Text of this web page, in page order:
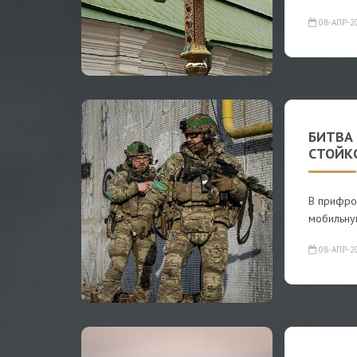
08-АПР-
БИТВА
В
08-АПР-